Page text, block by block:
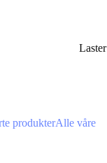
produkterAlle våre